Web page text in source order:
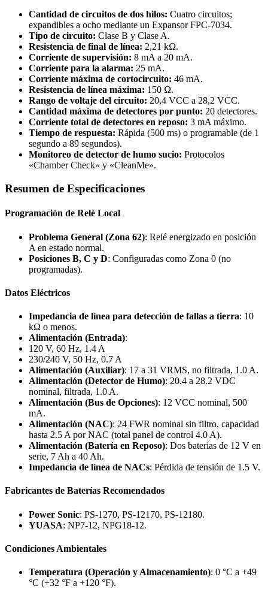
Cantidad de circuitos de dos hilos: Cuatro circuitos;
expandibles a ocho mediante un Expansor FPC‑7034.
Tipo de circuito: Clase B y Clase A.
Resistencia de final de línea: 2,21 kΩ.
Corriente de supervisión: 8 mA a 20 mA.
Corriente para la alarma: 25 mA.
Corriente máxima de cortocircuito: 46 mA.
Resistencia de línea máxima: 150 Ω.
Rango de voltaje del circuito: 20,4 VCC a 28,2 VCC.
Cantidad máxima de detectores por punto: 20 detectores.
Corriente total de detectores en reposo: 3 mA máximo.
Tiempo de respuesta: Rápida (500 ms) o programable (de 1
segundo a 89 segundos).
Monitoreo de detector de humo sucio: Protocolos
«Chamber Check» y «CleanMe».
Resumen de Especificaciones
Programación de Relé Local
Problema General (Zona 62): Relé energizado en posición
A en estado normal.
Posiciones B, C y D: Configuradas como Zona 0 (no
programadas).
Datos Eléctricos
Impedancia de línea para detección de fallas a tierra: 10
kΩ o menos.
Alimentación (Entrada):
120 V, 60 Hz, 1.4 A
230/240 V, 50 Hz, 0.7 A
Alimentación (Auxiliar): 17 a 31 VRMS, no filtrada, 1.0 A.
Alimentación (Detector de Humo): 20.4 a 28.2 VDC
nominal, filtrada, 1.0 A.
Alimentación (Bus de Opciones): 12 VCC nominal, 500
mA.
Alimentación (NAC): 24 FWR nominal sin filtro, capacidad
hasta 2.5 A por NAC (total panel de control 4.0 A).
Alimentación (Batería en Reposo): Dos baterías de 12 V en
serie, 7 Ah a 40 Ah.
Impedancia de línea de NACs: Pérdida de tensión de 1.5 V.
Fabricantes de Baterías Recomendados
Power Sonic: PS-1270, PS-12170, PS-12180.
YUASA: NP7-12, NPG18-12.
Condiciones Ambientales
Temperatura (Operación y Almacenamiento): 0 °C a +49
°C (+32 °F a +120 °F).